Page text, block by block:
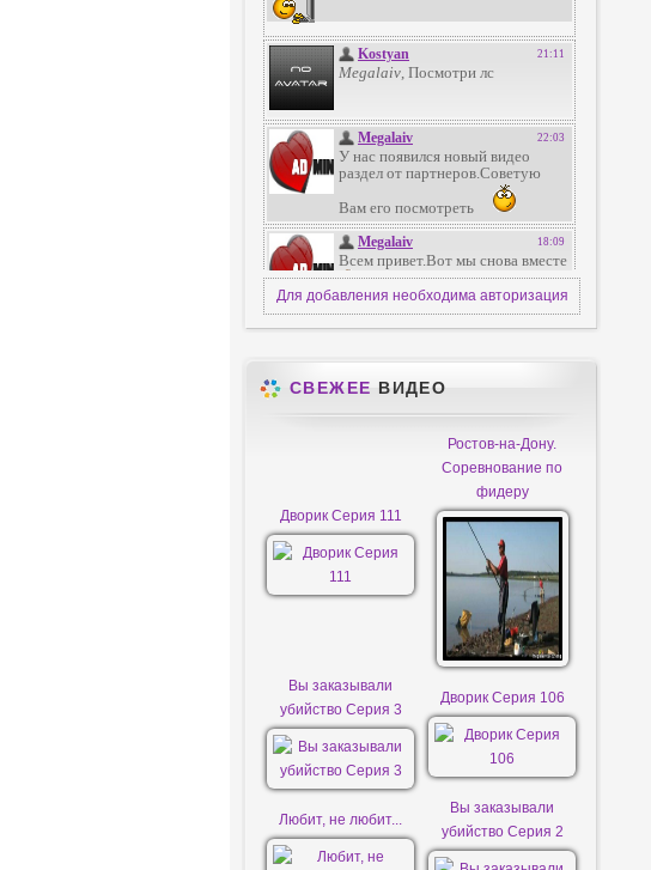
Для добавления необходима авторизация
СВЕЖЕЕ ВИДЕО
Дворик Серия 111
Ростов-на-Дону.
Соревнование по
фидеру
Вы заказывали
убийство Серия 3
Дворик Серия 106
Любит, не любит...
Вы заказывали
убийство Серия 2